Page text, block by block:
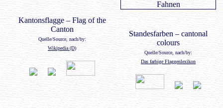
Kantonsflagge – Flag of the
Canton
Quelle/Source, nach/by:
Wikipedia (D)
Standesfarben – cantonal
colours
Quelle/Source, nach/by:
Das farbige Flaggenlexikon